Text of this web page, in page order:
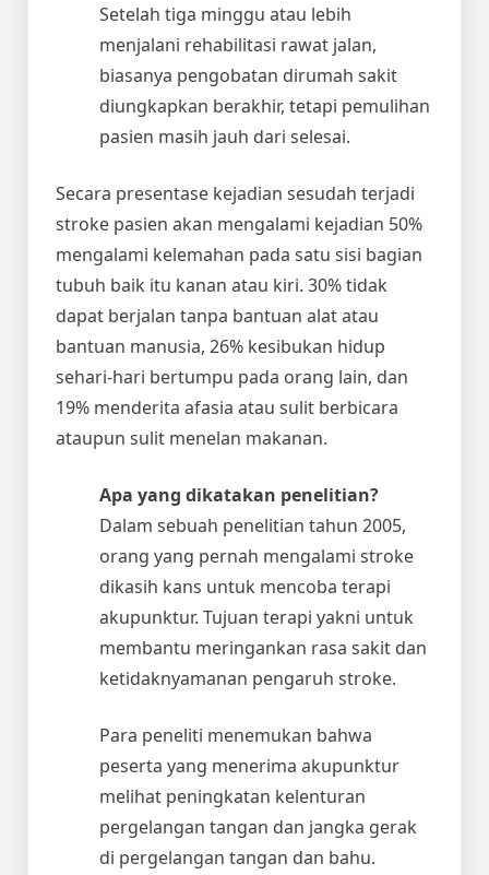
Setelah tiga minggu atau lebih
menjalani rehabilitasi rawat jalan,
biasanya pengobatan dirumah sakit
diungkapkan berakhir, tetapi pemulihan
pasien masih jauh dari selesai.
Secara presentase kejadian sesudah terjadi
stroke pasien akan mengalami kejadian 50%
mengalami kelemahan pada satu sisi bagian
tubuh baik itu kanan atau kiri. 30% tidak
dapat berjalan tanpa bantuan alat atau
bantuan manusia, 26% kesibukan hidup
sehari-hari bertumpu pada orang lain, dan
19% menderita afasia atau sulit berbicara
ataupun sulit menelan makanan.
Apa yang dikatakan penelitian?
Dalam sebuah penelitian tahun 2005,
orang yang pernah mengalami stroke
dikasih kans untuk mencoba terapi
akupunktur. Tujuan terapi yakni untuk
membantu meringankan rasa sakit dan
ketidaknyamanan pengaruh stroke.
Para peneliti menemukan bahwa
peserta yang menerima akupunktur
melihat peningkatan kelenturan
pergelangan tangan dan jangka gerak
di pergelangan tangan dan bahu.